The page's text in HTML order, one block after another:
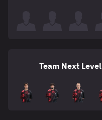
Team Next Level